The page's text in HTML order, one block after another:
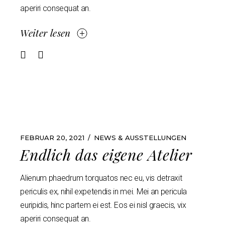
aperiri consequat an.
Weiter lesen
FEBRUAR 20, 2021 NEWS & AUSSTELLUNGEN
Endlich das eigene Atelier
Alienum phaedrum torquatos nec eu, vis detraxit
periculis ex, nihil expetendis in mei. Mei an pericula
euripidis, hinc partem ei est. Eos ei nisl graecis, vix
aperiri consequat an.